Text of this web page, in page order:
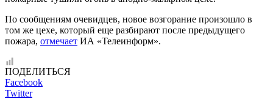
По сообщениям очевидцев, новое возгорание произошло в
том же цехе, который еще разбирают после предыдущего
пожара, отмечает ИА «Телеинформ».
ПОДЕЛИТЬСЯ
Facebook
Twitter